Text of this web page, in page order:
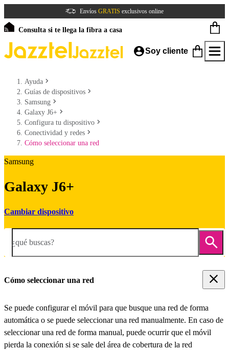
Envíos GRATIS exclusivos online
Consulta si te llega la fibra a casa
Soy cliente
Ayuda
Guías de dispositivos
Samsung
Galaxy J6+
Configura tu dispositivo
Conectividad y redes
Cómo seleccionar una red
Samsung
Galaxy J6+
Cambiar dispositivo
¿qué buscas?
Cómo seleccionar una red
Se puede configurar el móvil para que busque una red de forma
automática o se puede seleccionar una red manualmente. En caso de
seleccionar una red de forma manual, puede ocurrir que el móvil
pierda la conexión si se sale del área de cobertura de la red